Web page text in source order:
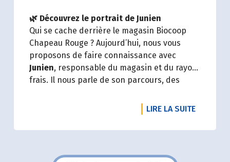
🌿 Découvrez le portrait de Junien
Qui se cache derrière le magasin Biocoop
Chapeau Rouge ? Aujourd’hui, nous vous
proposons de faire connaissance avec
Junien, responsable du magasin et du rayon
frais. Il nous parle de son parcours, des
LIRE LA SUITEDE